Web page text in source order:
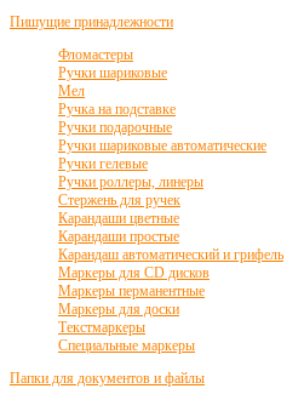
Пишущие принадлежности
Фломастеры
Ручки шариковые
Мел
Ручка на подставке
Ручки подарочные
Ручки шариковые автоматические
Ручки гелевые
Ручки роллеры, линеры
Стержень для ручек
Карандаши цветные
Карандаши простые
Карандаш автоматический и грифель
Маркеры для CD дисков
Маркеры перманентные
Маркеры для доски
Текстмаркеры
Специальные маркеры
Папки для документов и файлы